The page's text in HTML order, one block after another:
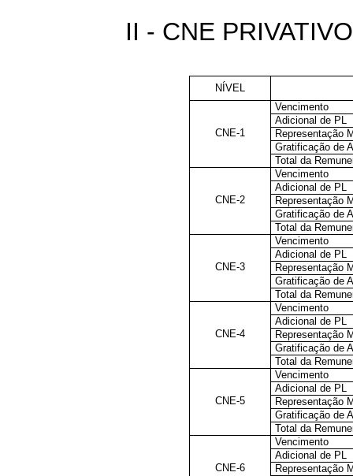
II - CNE
NÍVEL
Vencimento
Adicional de PL
CNE-1
Representação
Gratificação de
Total da
Vencimento
Adicional de PL
CNE-2
Representação
Gratificação de
Total da
Vencimento
Adicional de PL
CNE-3
Representação
Gratificação de
Total da
Vencimento
Adicional de PL
CNE-4
Representação
Gratificação de
Total da
Vencimento
Adicional de PL
CNE-5
Representação
Gratificação de
Total da
Vencimento
Adicional de PL
CNE-6
Representação